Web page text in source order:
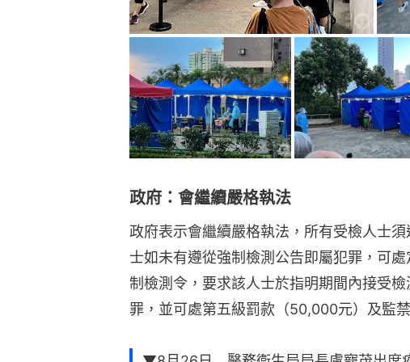
政府表示會繼續嚴格執法，所有受檢人士
士如未有遵從強制檢測公告即屬犯罪，可
制檢測令，要求該人士於指明期間內接受
罪，並可處第五級罰款（50,000元）及監
▼8月26日 醫務衞生局局長盧寵茂出席